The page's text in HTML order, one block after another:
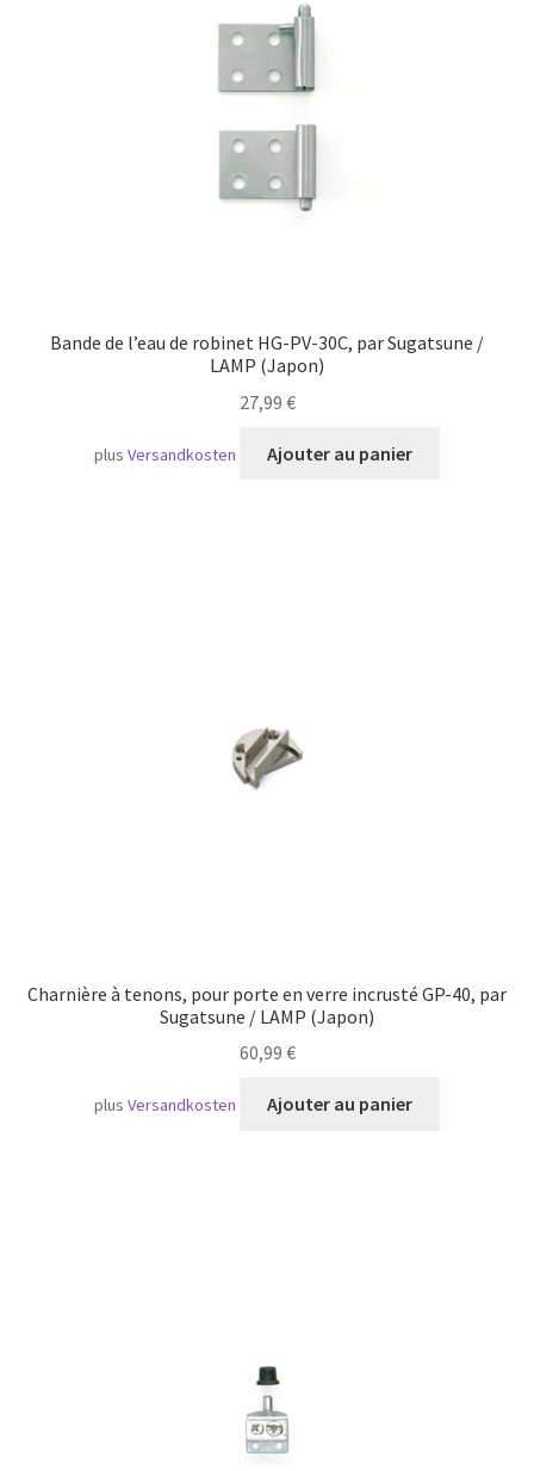
Bande de l’eau de robinet HG-PV-30C, par Sugatsune /
LAMP (Japon)
27,99 €
plusVersandkosten Ajouter au panier
Charnière à tenons, pour porte en verre incrusté GP-40, par
Sugatsune / LAMP (Japon)
60,99 €
plusVersandkosten Ajouter au panier